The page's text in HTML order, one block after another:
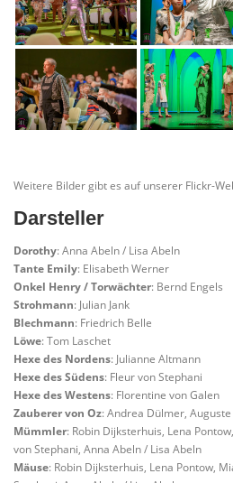
Weitere Bilder gibt es auf unserer Flickr-
Darsteller
Dorothy: Anna Abeln / Lisa Abeln
Tante Emily: Elisabeth Werner
Onkel Henry / Torwächter: Bernd Engels
Strohmann: Julian Jank
Blechmann: Friedrich Belle
Löwe: Tom Laschet
Hexe des Nordens: Julianne Altmann
Hexe des Südens: Fleur von Stephani
Hexe des Westens: Florentine von Galen
Zauberer von Oz: Andrea Dülmer,
Mümmler: Robin Dijksterhuis, Lena
von Stephani, Anna Abeln / Lisa Abeln
Mäuse: Robin Dijksterhuis, Lena Pontow,